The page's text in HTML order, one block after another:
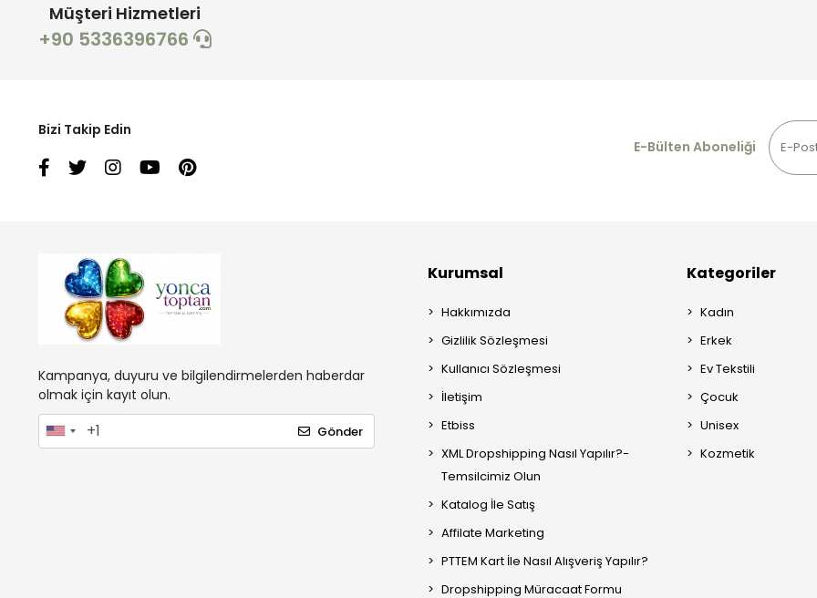
Müşteri Hizmetleri
+90 5336396766
Bizi Takip Edin
E-Bülten Aboneliği
Kampanya, duyuru ve bilgilendirmelerden haberdar
olmak için kayıt olun.
Gönder
Kurumsal
Hakkımızda
Gizlilik Sözleşmesi
Kullanıcı Sözleşmesi
İletişim
Etbiss
XML Dropshipping Nasıl Yapılır?-
Temsilcimiz Olun
Katalog İle Satış
Affilate Marketing
PTTEM Kart İle Nasıl Alışveriş Yapılır?
Dropshipping Müracaat Formu
Kategoriler
Kadın
Erkek
Ev Tekstili
Çocuk
Unisex
Kozmetik